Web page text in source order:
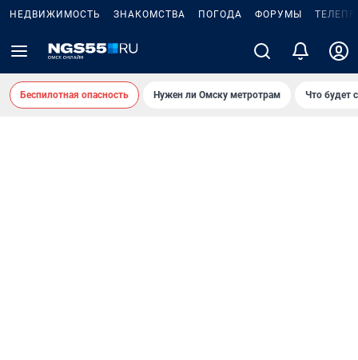
НЕДВИЖИМОСТЬ ЗНАКОМСТВА ПОГОДА ФОРУМЫ
Беспилотная опасность Нужен ли Омску метротрам Что будет